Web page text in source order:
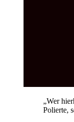
„Wer
Polierte,